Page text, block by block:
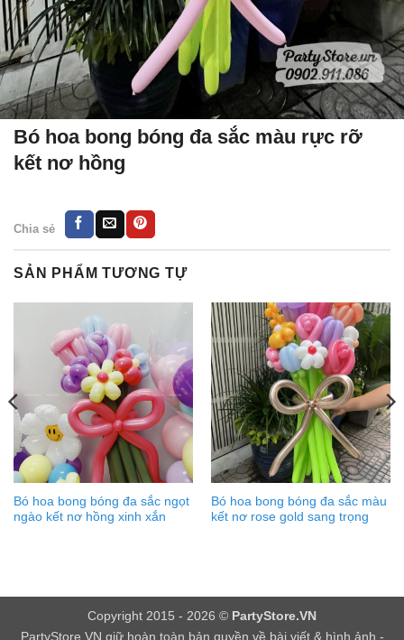
Bó hoa bong bóng đa sắc màu rực rỡ
kết nơ hồng
Chia sẻ
SẢN PHẨM TƯƠNG TỰ
Bó hoa bong bóng đa sắc ngọt
ngào kết nơ hồng xinh xắn
Bó hoa bong bóng đa sắc màu
kết nơ rose gold sang trọng
Copyright 2015 - 2026 © PartyStore.VN
PartyStore.VN giữ hoàn toàn bản quyền về bài viết & hình ảnh -